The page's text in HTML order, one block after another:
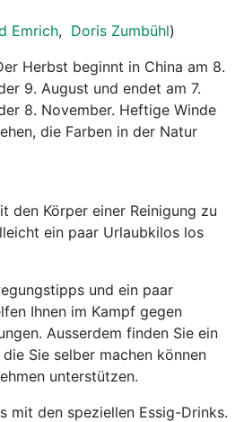
Emrich, Doris Zumbühl)
Herbst beginnt in China am 8.
9. August und endet am 7.
8. November. Heftige Winde
die Farben in der Natur
den Körper einer Reinigung zu
ein paar Urlaubkilos los
und ein paar
Ihnen im Kampf gegen
Ausserdem finden Sie ein
Sie selber machen können
unterstützen.
mit den speziellen Essig-Drinks.